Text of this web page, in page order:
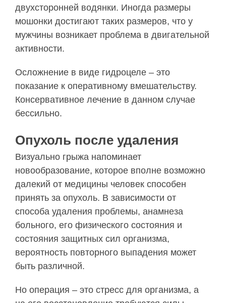
двухсторонней водянки. Иногда размеры
мошонки достигают таких размеров, что у
мужчины возникает проблема в двигательной
активности.
Осложнение в виде гидроцеле – это
показание к оперативному вмешательству.
Консервативное лечение в данном случае
бессильно.
Опухоль после удаления
Визуально грыжа напоминает
новообразование, которое вполне возможно
далекий от медицины человек способен
принять за опухоль. В зависимости от
способа удаления проблемы, анамнеза
больного, его физического состояния и
состояния защитных сил организма,
вероятность повторного выпадения может
быть различной.
Но операция – это стресс для организма, а